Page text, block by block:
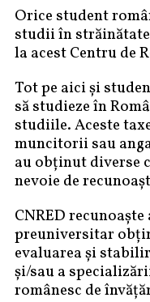
Orice student
studii în străinătate
la acest Centru de
Tot pe aici şi
să studieze în
studiile. Aceste
muncitorii sau
au obţinut diverse
nevoie de
CNRED
preuniversitar
evaluarea și
și/sau a
românesc de